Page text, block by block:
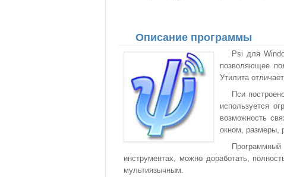
Описание программы
Psi для
позволяющее
Утилита
Пси
используется
возможность
окном, размеры,
инструментах, можно доработать,
мультиязычным.